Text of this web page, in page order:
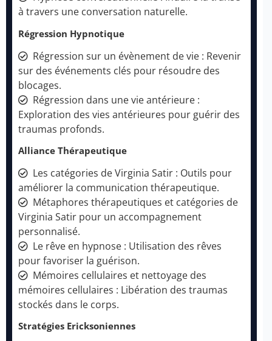
à travers une conversation naturelle.
Régression Hypnotique
Régression sur un évènement de vie : Revenir
sur des événements clés pour résoudre des
blocages.
Régression dans une vie antérieure :
Exploration des vies antérieures pour guérir des
traumas profonds.
Alliance Thérapeutique
Les catégories de Virginia Satir : Outils pour
améliorer la communication thérapeutique.
Métaphores thérapeutiques et catégories de
Virginia Satir pour un accompagnement
personnalisé.
Le rêve en hypnose : Utilisation des rêves
pour favoriser la guérison.
Mémoires cellulaires et nettoyage des
mémoires cellulaires : Libération des traumas
stockés dans le corps.
Stratégies Ericksoniennes